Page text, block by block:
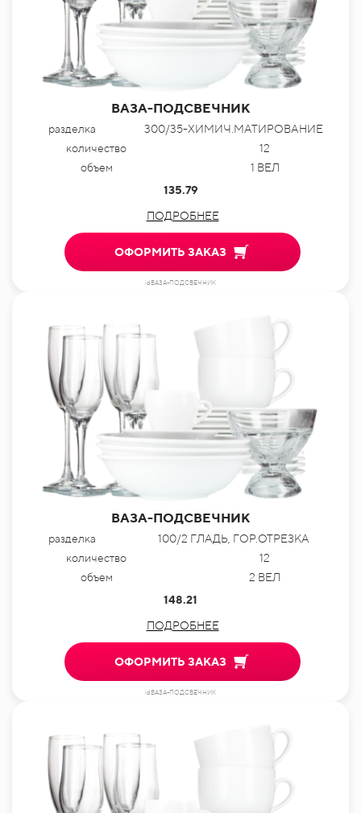
ВАЗА-ПОДСВЕЧНИК
разделка
300/35-ХИМИЧ.МАТИРОВАНИЕ
количество
12
объем
1 ВЕЛ
135.79
ПОДРОБНЕЕ
ОФОРМИТЬ ЗАКАЗ
idВАЗА-ПОДСВЕЧНИК
ВАЗА-ПОДСВЕЧНИК
разделка
100/2 ГЛАДЬ, ГОР.ОТРЕЗКА
количество
12
объем
2 ВЕЛ
148.21
ПОДРОБНЕЕ
ОФОРМИТЬ ЗАКАЗ
idВАЗА-ПОДСВЕЧНИК